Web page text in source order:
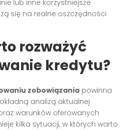
lub inne korzystniejsze
się na realne oszczędności
rozważyć
kredytu?
zobowiązania powinna
analizą aktualnej
warunków oferowanych
kilka sytuacji, w których warto